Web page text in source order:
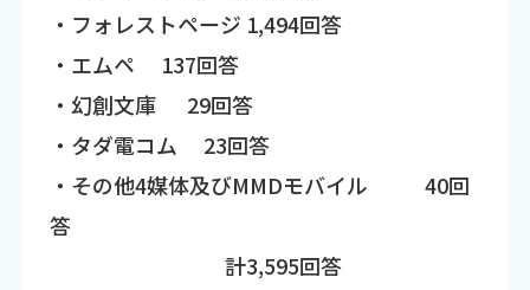
・フォレストページ 1,494回答
・エムペ 137回答
・幻創文庫 29回答
・タダ電コム 23回答
・その他4媒体及びMMDモバイル 40回
答
計3,595回答